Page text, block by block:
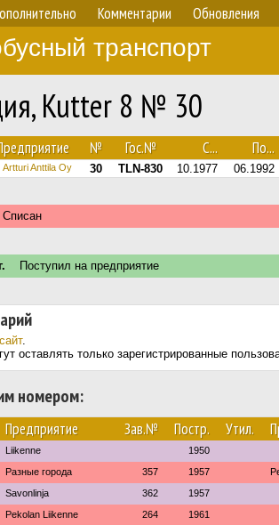
Комментарии Обновления
транспорт
Kutter 8 № 30
№ Гос.№ С... По...
Artturi Anttila Oy 30 TLN-830 10.1977 06.1992
Поступил на предприятие
.
оставлять только зарегистрированные
номером:
Предприятие Зав.№ Постр. Утил.
Liikenne 1950
Разные города 357 1957
Savonlinja 362 1957
Pekolan Liikenne 264 1961